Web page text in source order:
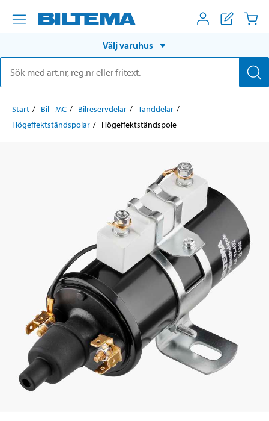
Välj varuhus
Start Bil - MC Bilreservdelar
Tänddelar
Högeffektständspolar
Högeffektständspole